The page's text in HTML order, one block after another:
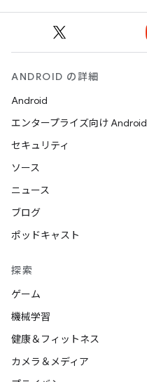
ANDROID の詳細
Android
エンタープライズ向け Android
セキュリティ
ソース
ニュース
ブログ
ポッドキャスト
探索
ゲーム
機械学習
健康＆フィットネス
カメラ＆メディア